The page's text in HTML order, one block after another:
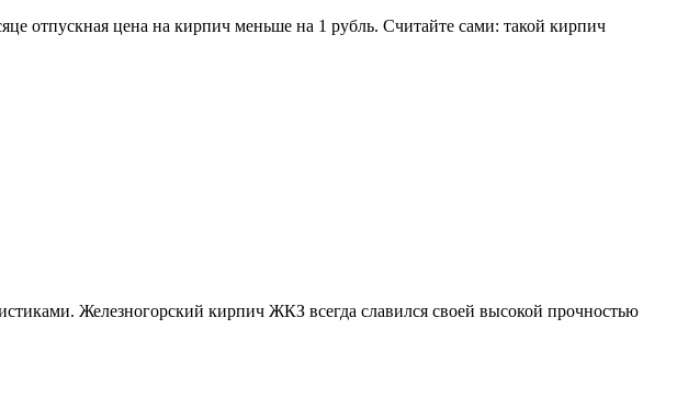
отпускная цена на кирпич меньше на 1 рубль. Считайте сами: такой кирпич
Железногорский кирпич ЖКЗ всегда славился своей высокой прочностью